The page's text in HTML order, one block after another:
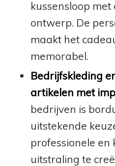
kussensloop met
ontwerp. De
maakt het
memorabel.
Bedrijfskleding
artikelen met
bedrijven is
uitstekende
professionele en
uitstraling te